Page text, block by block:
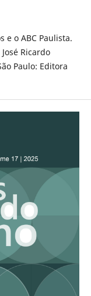
e o ABC Paulista.
Ricardo
Paulo: Editora